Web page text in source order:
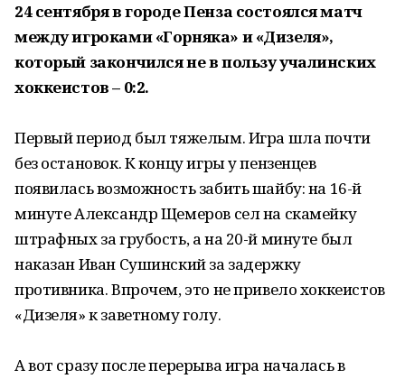
24 сентября в городе Пенза состоялся матч
между игроками «Горняка» и «Дизеля»,
который закончился не в пользу учалинских
хоккеистов – 0:2.
Первый период был тяжелым. Игра шла почти
без остановок. К концу игры у пензенцев
появилась возможность забить шайбу: на 16-й
минуте Александр Щемеров сел на скамейку
штрафных за грубость, а на 20-й минуте был
наказан Иван Сушинский за задержку
противника. Впрочем, это не привело хоккеистов
«Дизеля» к заветному голу.
А вот сразу после перерыва игра началась в